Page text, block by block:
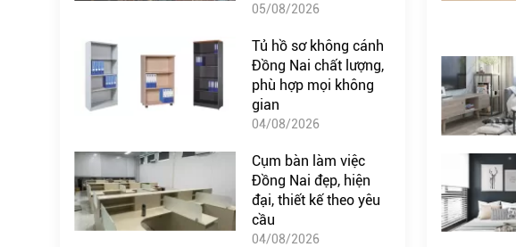
05/08/2026
Tủ hồ sơ không cánh
Đồng Nai chất lượng,
phù hợp mọi không
gian
04/08/2026
Cụm bàn làm việc
Đồng Nai đẹp, hiện
đại, thiết kế theo yêu
cầu
04/08/2026